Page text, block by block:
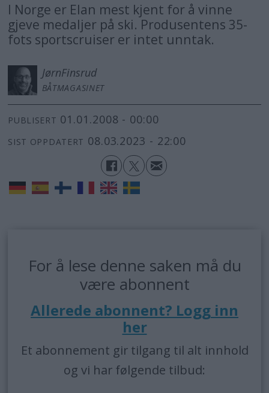
I Norge er Elan mest kjent for å vinne
gjeve medaljer på ski. Produsentens 35-
fots sportscruiser er intet unntak.
JørnFinsrud
BÅTMAGASINET
PUBLISERT 01.01.2008 - 00:00
SIST OPPDATERT 08.03.2023 - 22:00
For å lese denne saken må du
være abonnent
Allerede abonnent? Logg inn
her
Et abonnement gir tilgang til alt innhold
og vi har følgende tilbud: